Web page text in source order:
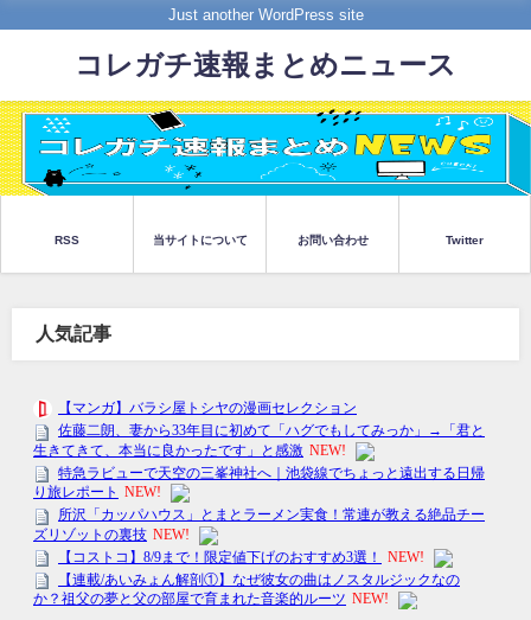
Just another WordPress site
コレガチ速報まとめニュース
RSS 当サイトについて お問い合わせ Twitter
人気記事